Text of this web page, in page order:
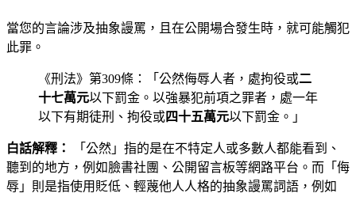
當您的言論涉及抽象謾罵，且在公開場合發生時，就可能觸犯
此罪。
《刑法》第309條：「公然侮辱人者，處拘役或二
十七萬元以下罰金。以強暴犯前項之罪者，處一年
以下有期徒刑、拘役或四十五萬元以下罰金。」
白話解釋：
「公然」指的是在不特定人或多數人都能看到、
聽到的地方，例如臉書社團、公開留言板等網路平台。而「侮
辱」則是指使用貶低、輕蔑他人人格的抽象謾罵詞語，例如